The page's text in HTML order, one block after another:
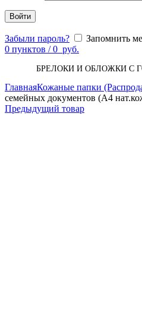
Войти
Забыли пароль?
Запомнить
0 пунктов / 0 руб.
БРЕЛОКИ И ОБЛОЖКИ С
ГлавнаяКожаные папки
семейных документов (А4
Предыдущий товар